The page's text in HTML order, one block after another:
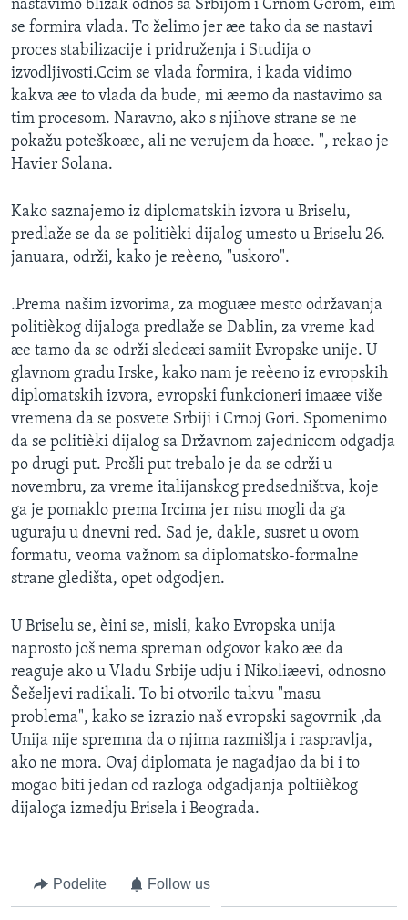
nastavimo blizak odnos sa Srbijom i Crnom Gorom, èim
se formira vlada. To želimo jer æe tako da se nastavi
proces stabilizacije i pridruženja i Studija o
izvodljivosti.Ccim se vlada formira, i kada vidimo
kakva æe to vlada da bude, mi æemo da nastavimo sa
tim procesom. Naravno, ako s njihove strane se ne
pokažu poteškoæe, ali ne verujem da hoæe. ", rekao je
Havier Solana.
Kako saznajemo iz diplomatskih izvora u Briselu,
predlaže se da se politièki dijalog umesto u Briselu 26.
januara, održi, kako je reèeno, "uskoro".
.Prema našim izvorima, za moguæe mesto održavanja
politièkog dijaloga predlaže se Dablin, za vreme kad
æe tamo da se održi sledeæi samiit Evropske unije. U
glavnom gradu Irske, kako nam je reèeno iz evropskih
diplomatskih izvora, evropski funkcioneri imaæe više
vremena da se posvete Srbiji i Crnoj Gori. Spomenimo
da se politièki dijalog sa Državnom zajednicom odgadja
po drugi put. Prošli put trebalo je da se održi u
novembru, za vreme italijanskog predsedništva, koje
ga je pomaklo prema Ircima jer nisu mogli da ga
uguraju u dnevni red. Sad je, dakle, susret u ovom
formatu, veoma važnom sa diplomatsko-formalne
strane gledišta, opet odgodjen.
U Briselu se, èini se, misli, kako Evropska unija
naprosto još nema spreman odgovor kako æe da
reaguje ako u Vladu Srbije udju i Nikoliæevi, odnosno
Šešeljevi radikali. To bi otvorilo takvu "masu
problema", kako se izrazio naš evropski sagovrnik ,da
Unija nije spremna da o njima razmišlja i raspravlja,
ako ne mora. Ovaj diplomata je nagadjao da bi i to
mogao biti jedan od razloga odgadjanja poltiièkog
dijaloga izmedju Brisela i Beograda.
Podelite Follow us